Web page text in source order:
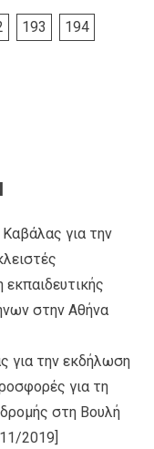
193
194
για την
στην Αθήνα
για την εκδήλωση
για τη
στη Βουλή
2019]